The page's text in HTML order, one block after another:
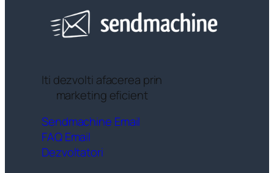
Iti dezvolti afacerea prin
marketing eficient
Sendmachine Email
FAQ Email
Dezvoltatori